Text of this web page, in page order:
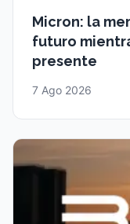
Micron: la
futuro
presente
7 Ago 2026